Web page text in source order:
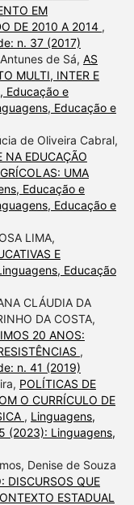
EM
DE 2010 A 2014 ,
n. 37 (2017)
de Sá, AS
MULTI, INTER E
Educação e
Educação e
de Oliveira Cabral,
NA EDUCAÇÃO
UMA
Educação e
Educação e
LIMA,
E
Educação
CLÁUDIA DA
DA COSTA,
20 ANOS:
,
n. 41 (2019)
POLÍTICAS DE
O CURRÍCULO DE
, Linguagens,
(2023): Linguagens,
Denise de Souza
DISCURSOS QUE
ESTADUAL